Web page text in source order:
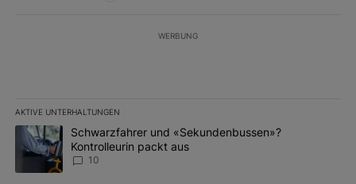
WERBUNG
AKTIVE UNTERHALTUNGEN
Das Folgende ist eine Liste der am meisten kommentierten
Ein Trendartikel mit dem Titel "Schwarzfahrer und
Schwarzfahrer und «Sekundenbussen»?
Kontrolleurin packt aus
10